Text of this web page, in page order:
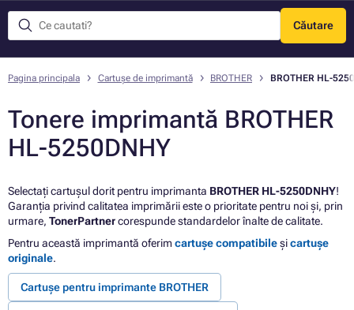
Căutare
Meniu
Pagina principala Cartușe de imprimantă BROTHER BROTHER HL-
Tonere imprimantă BROTHER
HL-5250DNHY
Selectați cartușul dorit pentru imprimanta BROTHER HL-5250DNHY!
Garanția privind calitatea imprimării este o prioritate pentru noi și, prin
urmare, TonerPartnercorespunde standardelor înalte de calitate.
Pentru această imprimantă oferimcartușe compatibileșicartușe
originale.
Cartușe pentru imprimante BROTHER